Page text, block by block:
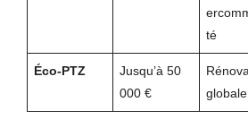
té
Éco-PTZ
Jusqu’à 50
000 €
globale